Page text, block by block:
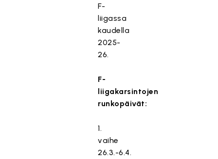
F-
liigassa
kaudella
2025-
26.
F-
liigakarsintojen
runkopäivät:
1.
vaihe
26.3.-6.4.